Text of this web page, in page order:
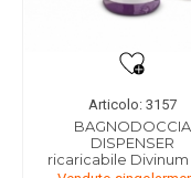
Articolo: 3157
BAGNODOCCIA
DISPENSER
ricaricabile Divinum